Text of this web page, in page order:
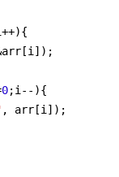
0;i--){
, arr[i]);